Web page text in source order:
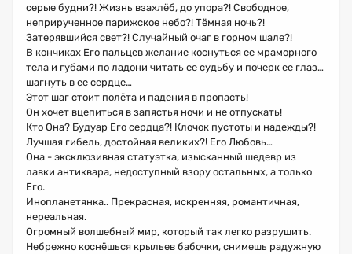
серые будни?! Жизнь взахлёб, до упора?! Свободное,
неприрученное парижское небо?! Тёмная ночь?!
Затерявшийся свет?! Случайный очаг в горном шале?!
В кончиках Его пальцев желание коснуться ее мраморного
тела и губами по ладони читать ее судьбу и почерк ее глаз…
шагнуть в ее сердце…
Этот шаг стоит полёта и падения в пропасть!
Он хочет вцепиться в запястья ночи и не отпускать!
Кто Она? Будуар Его сердца?! Клочок пустоты и надежды?!
Лучшая гибель, достойная великих?! Его Любовь…
Она - эксклюзивная статуэтка, изысканный шедевр из
лавки антиквара, недоступный взору остальных, а только
Его.
Инопланетянка.. Прекрасная, искренняя, романтичная,
нереальная.
Огромный волшебный мир, который так легко разрушить.
Небрежно коснёшься крыльев бабочки, снимешь радужную